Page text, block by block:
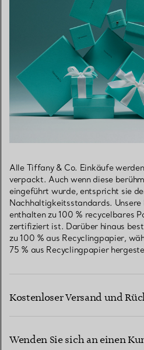
Alle Tiffany & Co. Einkäufe
verpackt. Auch wenn diese
eingeführt wurde, entspricht sie
Nachhaltigkeitsstandards. Unsere
enthalten zu 100 % recycelbares
zertifiziert ist. Darüber hinaus
zu 100 % aus Recyclingpapier,
75 % aus Recyclingpapier
Kostenloser Versand und
Wenden Sie sich an einen